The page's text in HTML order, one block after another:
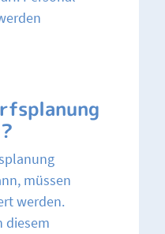
müssen
werden.
diesem